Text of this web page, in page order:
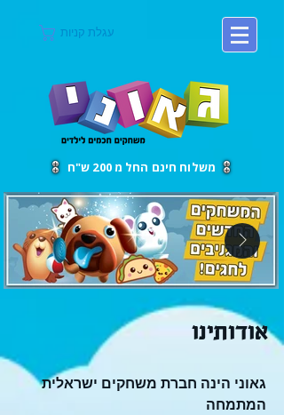
עגלת קניות
משלוח חינם החל מ 200 ש"ח
אודותינו
גאוני הינה חברת משחקים ישראלית
המתמחה